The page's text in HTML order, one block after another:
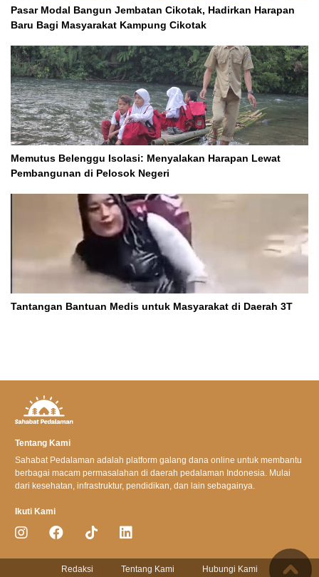
Pasar Modal Bangun Jembatan Cikotak, Hadirkan Harapan
Baru Bagi Masyarakat Kampung Cikotak
Memutus Belenggu Isolasi: Menyalakan Harapan Lewat
Pembangunan di Pelosok Negeri
Tantangan Bantuan Medis untuk Masyarakat di Daerah 3T
Tentang Kami
Sahabat Pedalaman adalah platform galang dana online untuk membantu
berbagai macam permasalahan di daerah pedalaman Indonesia. Mulai
dari kesehatan, infrastruktur, pendidikan, dan lain sebagainya.
Ikuti Kami
Redaksi Tentang Kami Hubungi Kami